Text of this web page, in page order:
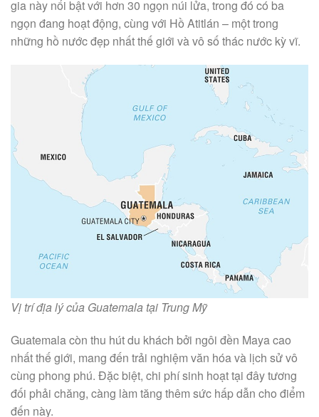
gia này nổi bật với hơn 30 ngọn núi lửa, trong đó có ba
ngọn đang hoạt động, cùng với Hồ Atitlán – một trong
những hồ nước đẹp nhất thế giới và vô số thác nước kỳ vĩ.
Vị trí địa lý của Guatemala tại Trung Mỹ
Guatemala còn thu hút du khách bởi ngôi đền Maya cao
nhất thế giới, mang đến trải nghiệm văn hóa và lịch sử vô
cùng phong phú. Đặc biệt, chi phí sinh hoạt tại đây tương
đối phải chăng, càng làm tăng thêm sức hấp dẫn cho điểm
đến này.